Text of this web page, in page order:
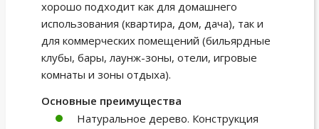
хорошо подходит как для домашнего
использования (квартира, дом, дача), так и
для коммерческих помещений (бильярдные
клубы, бары, лаунж-зоны, отели, игровые
комнаты и зоны отдыха).
Основные преимущества
Натуральное дерево. Конструкция